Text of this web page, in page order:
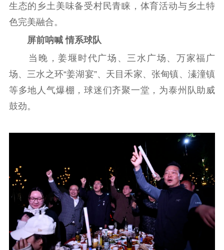
生态的乡土美味备受村民青睐，体育活动与乡土特
色完美融合。
屏前呐喊 情系球队
当晚，姜堰时代广场、三水广场、万家福广
场、三水之环“姜湖宴”、天目禾家、张甸镇、溱潼镇
等多地人气爆棚，球迷们齐聚一堂，为泰州队助威
鼓劲。